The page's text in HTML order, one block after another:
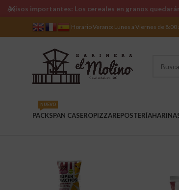
Horario Verano: Lunes a Viernes de 8:00
PACKS
NUEVO
PAN CASEROPIZZAREPOSTERÍA
Avisos importantes: Los cereales en granos